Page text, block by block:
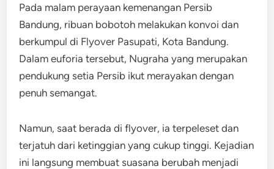
Pada malam perayaan kemenangan Persib
Bandung, ribuan bobotoh melakukan konvoi dan
berkumpul di Flyover Pasupati, Kota Bandung.
Dalam euforia tersebut, Nugraha yang merupakan
pendukung setia Persib ikut merayakan dengan
penuh semangat.
Namun, saat berada di flyover, ia terpeleset dan
terjatuh dari ketinggian yang cukup tinggi. Kejadian
ini langsung membuat suasana berubah menjadi